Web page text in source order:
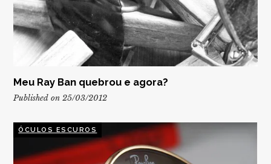
Meu Ray Ban quebrou e agora?
Published on 25/03/2012
ÓCULOS ESCUROS